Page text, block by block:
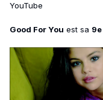
YouTube
Good For You est sa 9e